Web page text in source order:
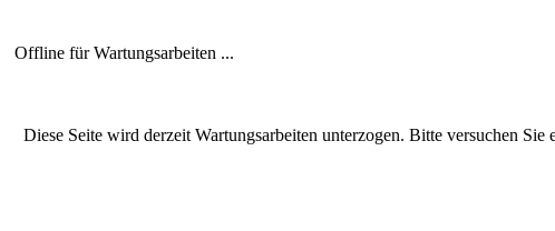
Offline für Wartungsarbeiten ...
Diese Seite wird derzeit Wartungsarbeiten unterzogen. Bitte versuchen